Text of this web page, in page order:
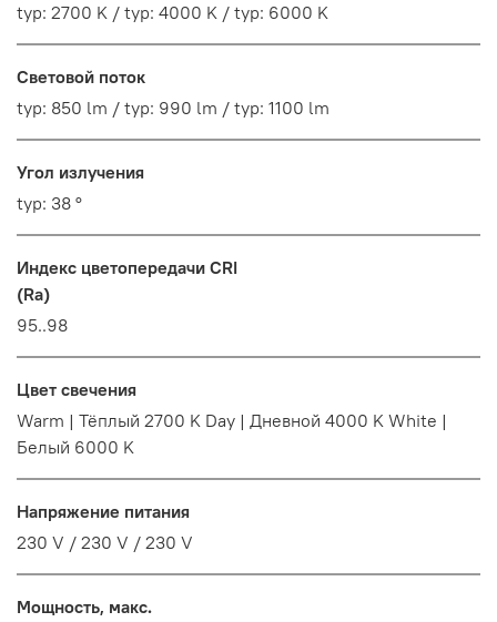
typ: 2700 K / typ: 4000 K / typ: 6000 K
Световой поток
typ: 850 lm / typ: 990 lm / typ: 1100 lm
Угол излучения
typ: 38 °
Индекс цветопередачи CRI
(Ra)
95..98
Цвет свечения
Warm | Тёплый 2700 K Day | Дневной 4000 K White |
Белый 6000 K
Напряжение питания
230 V / 230 V / 230 V
Мощность, макс.